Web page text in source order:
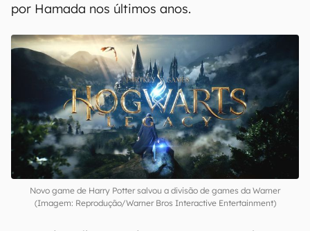
por Hamada nos últimos anos.
Novo game de Harry Potter salvou a divisão de games da Warner
(Imagem: Reprodução/Warner Bros Interactive Entertainment)